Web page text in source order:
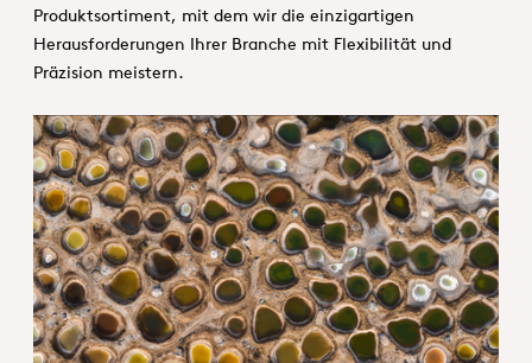
Produktsortiment, mit dem wir die einzigartigen
Herausforderungen Ihrer Branche mit Flexibilität und
Präzision meistern.
1. Specialties _Hero